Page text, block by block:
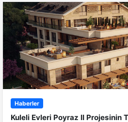
Haberler
Kuleli Evleri Poyraz II Projesinin